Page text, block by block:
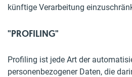
künftige Verarbeitung
"PROFILING"
Profiling ist jede Art der
personenbezogener Daten, die